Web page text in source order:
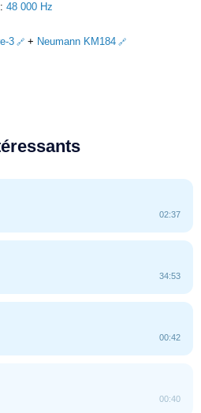
: 48 000 Hz
3 + Neumann KM184
02:37
34:53
00:42
00:40